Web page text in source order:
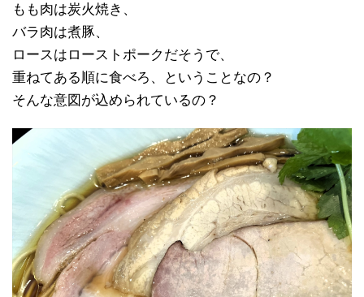
もも肉は炭火焼き、
バラ肉は煮豚、
ロースはローストポークだそうで、
重ねてある順に食べろ、ということなの？
そんな意図が込められているの？